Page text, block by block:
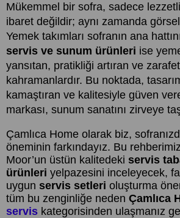
Mükemmel bir sofra, sadece
ibaret değildir; aynı zamanda
Yemek takımları sofranın ana
servis ve sunum ürünleri ise
yansıtan, pratikliği artıran ve
kahramanlardır. Bu noktada,
kamaştıran ve kalitesiyle güven
markası, sunum sanatını zirveye
Çamlıca Home olarak biz,
öneminin farkındayız. Bu
Moor’un üstün kalitedeki servis
ürünleri yelpazesini inceleyecek,
uygun servis setleri oluşturma
tüm bu zenginliğe neden Çamlıca
servis kategorisinden ulaşmanız